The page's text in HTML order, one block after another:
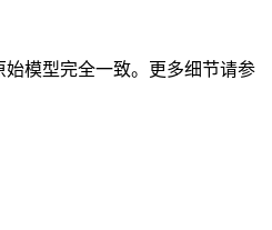
始模型完全一致。更多细节请参